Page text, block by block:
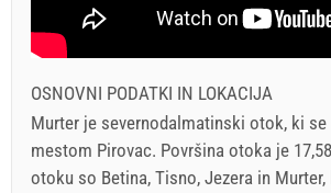
OSNOVNI PODATKI IN LOKACIJA
Murter je severnodalmatinski otok, ki se
mestom Pirovac. Površina otoka je
otoku so Betina, Tisno, Jezera in